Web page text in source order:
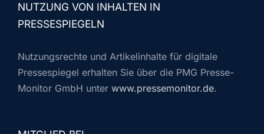
NUTZUNG VON INHALTEN IN
PRESSESPIEGELN
Nutzungsrechte und Artikelinhalte für digitale
Pressespiegel erhalten Sie über die PMG Presse-
Monitor GmbH unter www.pressemonitor.de.